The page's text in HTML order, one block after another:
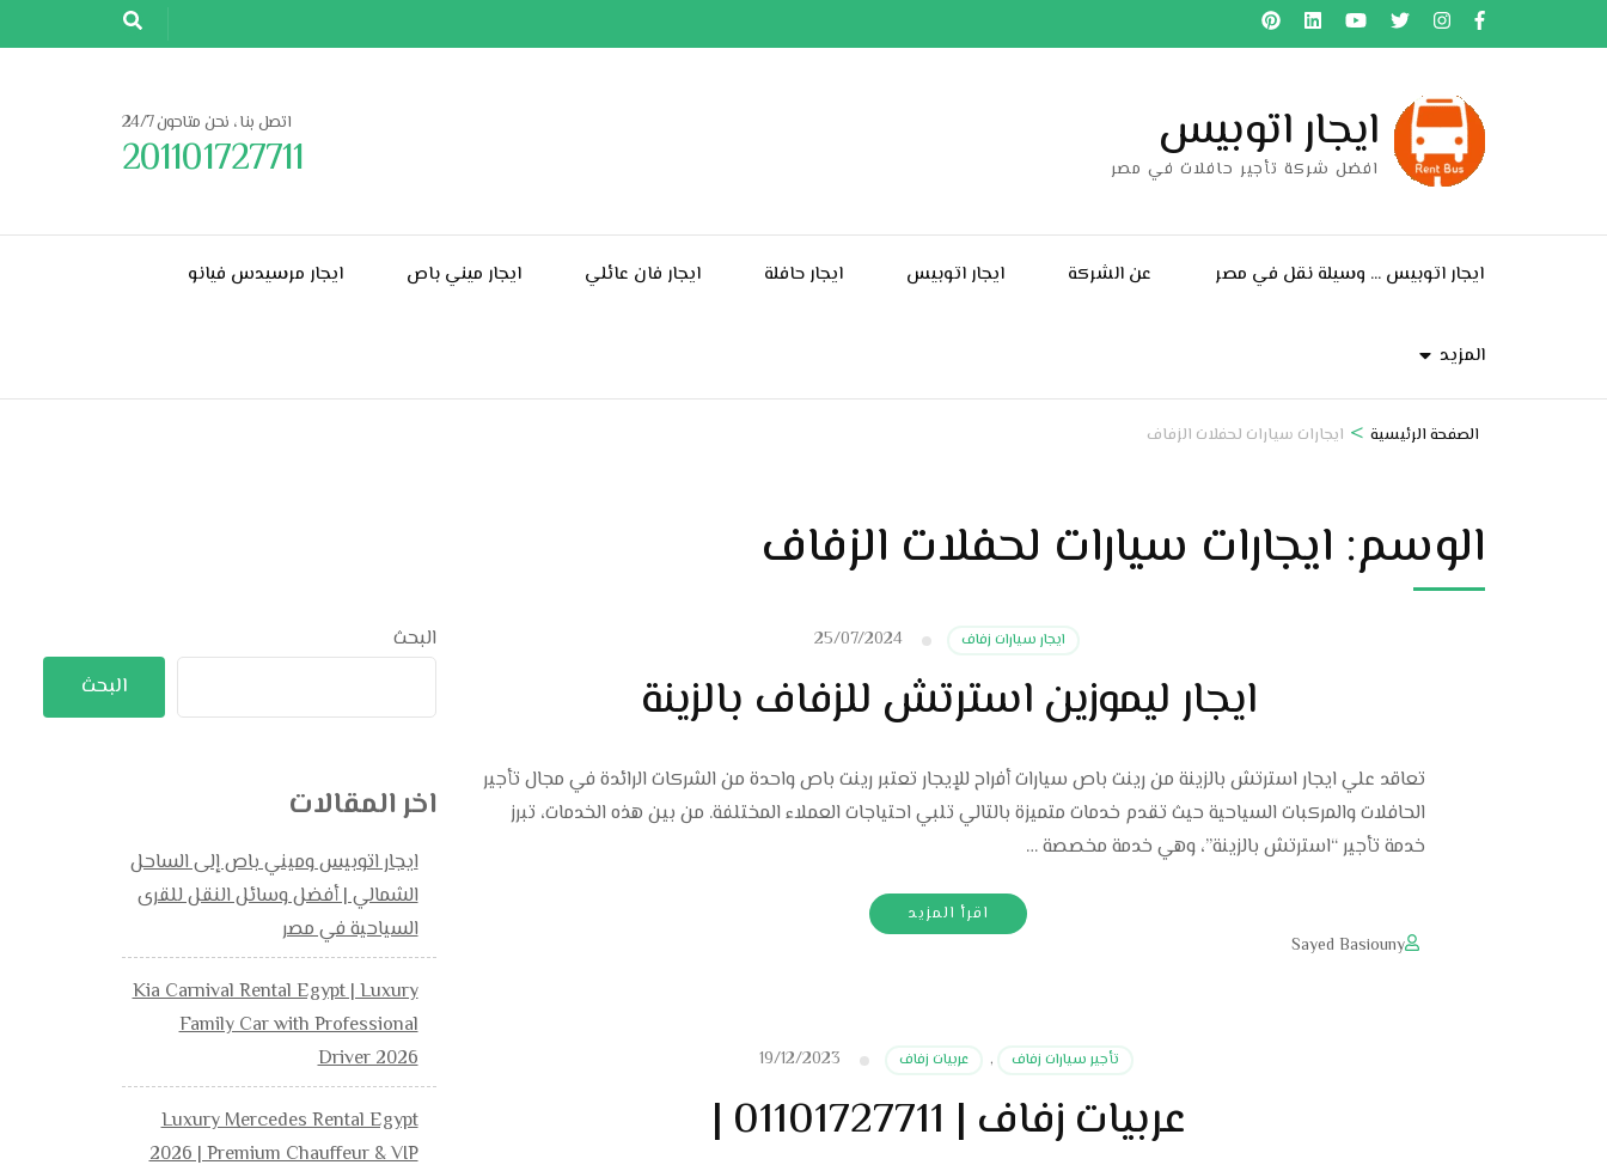
إلى
ايجار اتوبيس
افضل شركة تأجير حافلات في مصر
اتصل بنا ، نحن متاحون 24/7
201101727711
ايجار اتوبيس … وسيلة نقل في مصر عن الشركة ايجار اتوبيس ايجار حافلة ايجار فان عائلي ايجار ميني باص ايجار مرسيدس فيانو
المزيد
الصفحة الرئيسية > ايجارات سيارات لحفلات الزفاف
الوسم: ايجارات سيارات لحفلات الزفاف
ايجار سيارات زفاف 25/07/2024
ايجار ليموزين استرتش للزفاف بالزينة
تعاقد علي ايجار استرتش بالزينة من رينت باص سيارات أفراح للإيجار تعتبر رينت باص واحدة من الشركات الرائدة في مجال تأجير
الحافلات والمركبات السياحية حيث تقدم خدمات متميزة بالتالي تلبي احتياجات العملاء المختلفة. من بين هذه الخدمات، تبرز
خدمة تأجير “استرتش بالزينة”، وهي خدمة مخصصة …
اقرأ المزيد
Sayed Basiouny
تأجير سيارات زفاف , عربيات زفاف 19/12/2023
عربيات زفاف | 01101727711 |
البحث
البحث
اخر المقالات
ايجار اتوبيس وميني باص إلى الساحل
الشمالي | أفضل وسائل النقل للقرى
السياحية في مصر
Kia Carnival Rental Egypt | Luxury
Family Car with Professional
Driver 2026
Luxury Mercedes Rental Egypt
2026 | Premium Chauffeur & VIP